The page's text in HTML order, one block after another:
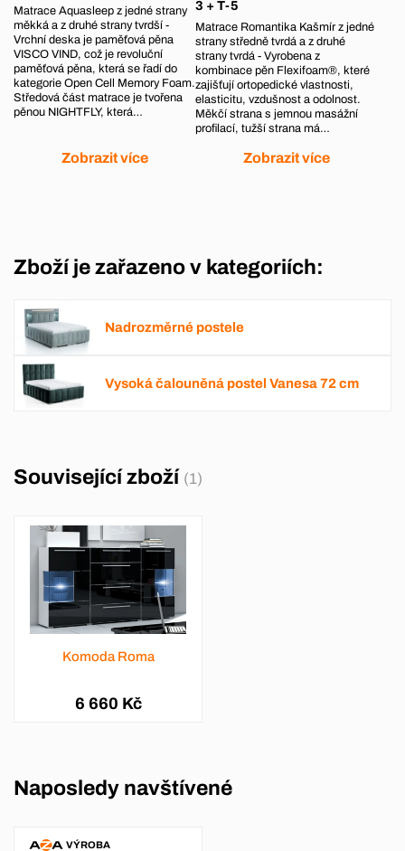
Matrace Aquasleep z jedné strany
měkká a z druhé strany tvrdší -
Vrchní deska je paměťová pěna
VISCO VIND, což je revoluční
paměťová pěna, která se řadí do
kategorie Open Cell Memory Foam.
Středová část matrace je tvořena
pěnou NIGHTFLY, která…
Zobrazit více
3 + T-5
Matrace Romantika Kašmír z jedné
strany středně tvrdá a z druhé
strany tvrdá - Vyrobena z
kombinace pěn Flexifoam®, které
zajišťují ortopedické vlastnosti,
elasticitu, vzdušnost a odolnost.
Měkčí strana s jemnou masážní
profilací, tužší strana má…
Zobrazit více
Zboží je zařazeno v kategoriích:
Nadrozměrné postele
Vysoká čalouněná postel Vanesa 72 cm
Související zboží (1)
Komoda Roma
6 660 Kč
Naposledy navštívené
VÝROBA